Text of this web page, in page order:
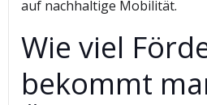
auf nachhaltige Mobilität.
Wie viel
bekommt